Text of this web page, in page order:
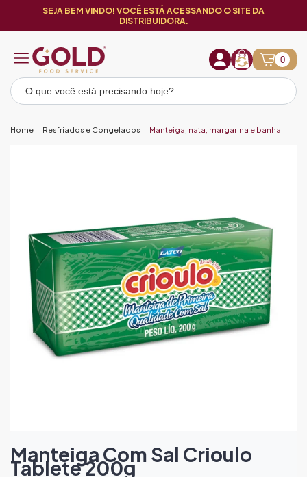
SEJA BEM VINDO! VOCÊ ESTÁ ACESSANDO O SITE DA
DISTRIBUIDORA.
0
Home Resfriados e Congelados Manteiga, nata, margarina e banha
Manteiga Com Sal Crioulo
Tablete 200g